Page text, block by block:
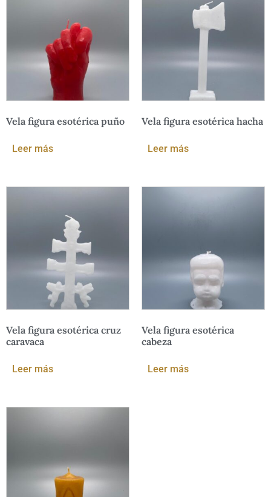
Vela figura esotérica puño
Leer más
Vela figura esotérica hacha
Leer más
Vela figura esotérica cruz
caravaca
Leer más
Vela figura esotérica
cabeza
Leer más